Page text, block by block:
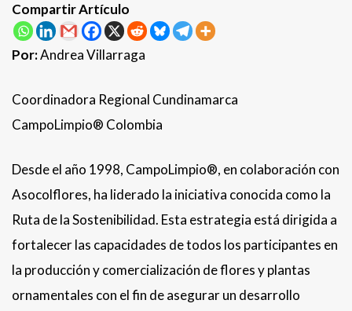
Compartir Artículo
Por:Andrea Villarraga
Coordinadora Regional Cundinamarca
CampoLimpio® Colombia
Desde el año 1998, CampoLimpio®, en colaboración con
Asocolflores, ha liderado la iniciativa conocida como la
Ruta de la Sostenibilidad. Esta estrategia está dirigida a
fortalecer las capacidades de todos los participantes en
la producción y comercialización de flores y plantas
ornamentales con el fin de asegurar un desarrollo